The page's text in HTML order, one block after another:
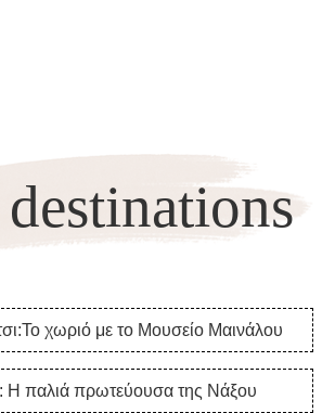
χωριό με το Μουσείο Μαινάλου
Η παλιά πρωτεύουσα της Νάξου